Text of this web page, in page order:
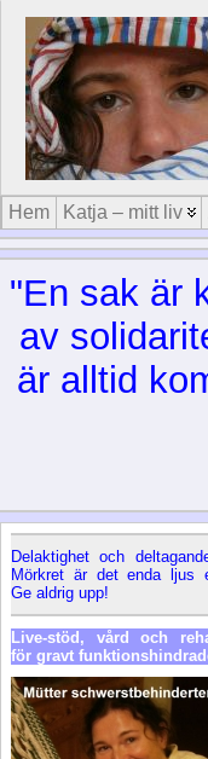
Hem Katja – mitt liv
"En sak är
av
är alltid
Delaktighet och
Mörkret är det enda ljus
Ge aldrig upp!
Live-stöd, vård och
för gravt